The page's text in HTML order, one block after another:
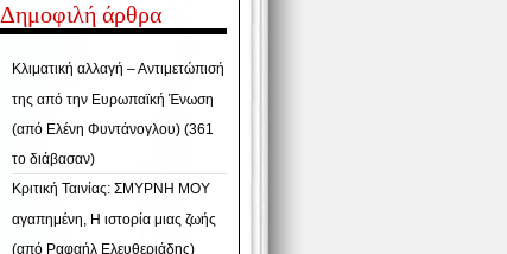
Δημοφιλή άρθρα
Κλιματική αλλαγή – Αντιμετώπισή
της από την Ευρωπαϊκή Ένωση
(από Ελένη Φυντάνογλου) (361
το διάβασαν)
Κριτική Ταινίας: ΣΜΥΡΝΗ ΜΟΥ
αγαπημένη, Η ιστορία μιας ζωής
(από Ραφαήλ Ελευθεριάδης)